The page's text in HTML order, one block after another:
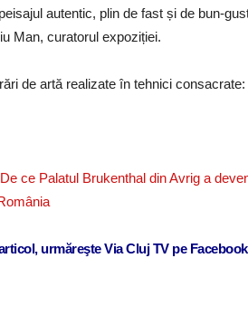
autentic, plin de fast și de bun-
Man, curatorul expoziției.
de artă realizate în tehnici
ce Palatul Brukenthal din Avrig a
urmăreşte Via Cluj TV pe